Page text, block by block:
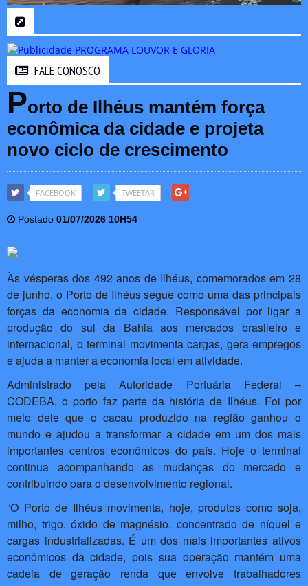
FALE CONOSCO
Porto de Ilhéus mantém força
econômica da cidade e projeta
novo ciclo de crescimento
FACEBOOK TWEETAR
Postado 01/07/2026 10H54
Às vésperas dos 492 anos de Ilhéus, comemorados em 28
de junho, o Porto de Ilhéus segue como uma das principais
forças da economia da cidade. Responsável por ligar a
produção do sul da Bahia aos mercados brasileiro e
internacional, o terminal movimenta cargas, gera empregos
e ajuda a manter a economia local em atividade.
Administrado pela Autoridade Portuária Federal –
CODEBA, o porto faz parte da história de Ilhéus. Foi por
meio dele que o cacau produzido na região ganhou o
mundo e ajudou a transformar a cidade em um dos mais
importantes centros econômicos do país. Hoje o terminal
continua acompanhando as mudanças do mercado e
contribuindo para o desenvolvimento regional.
“O Porto de Ilhéus movimenta, hoje, produtos como soja,
milho, trigo, óxido de magnésio, concentrado de níquel e
cargas industrializadas. É um dos mais importantes ativos
econômicos da cidade, pois sua operação mantém uma
cadeia de geração renda que envolve trabalhadores